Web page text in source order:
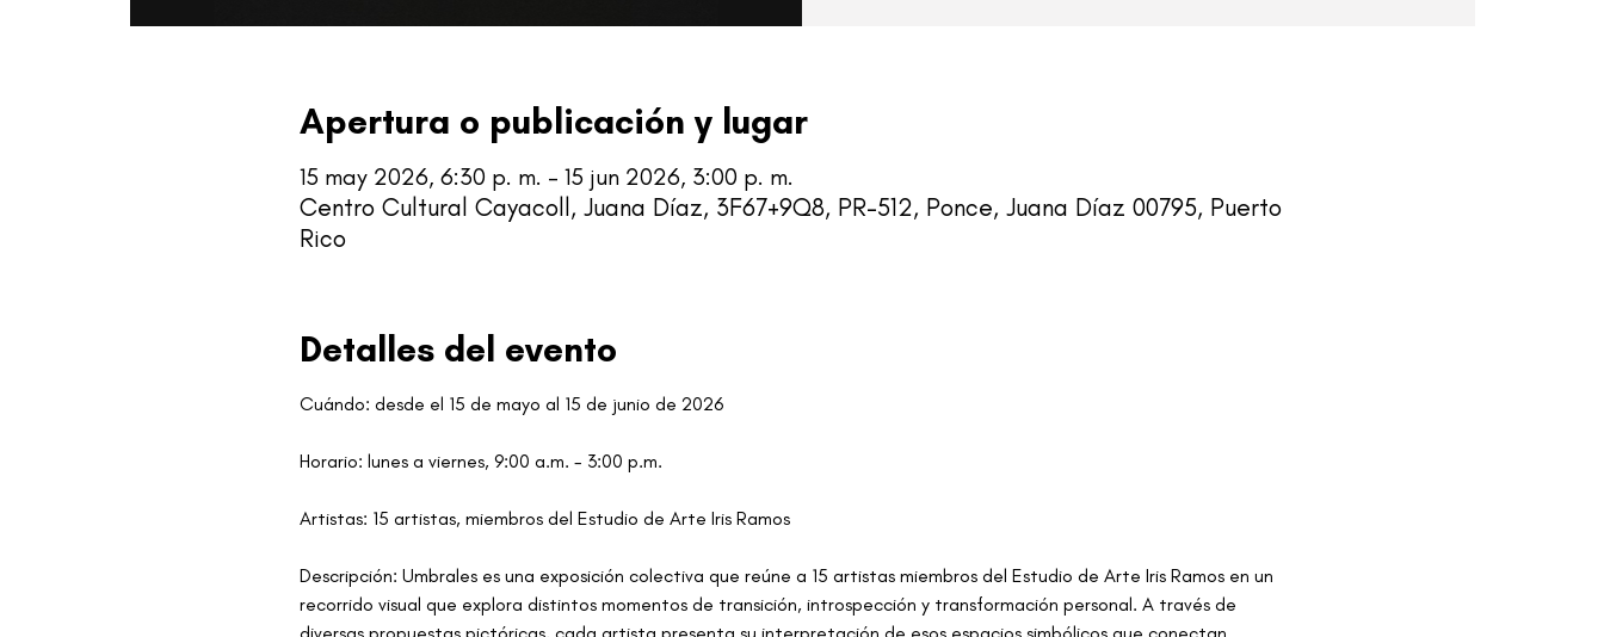
Apertura o publicación y lugar
15 may 2026, 6:30 p. m. – 15 jun 2026, 3:00 p. m.
Centro Cultural Cayacoll, Juana Díaz, 3F67+9Q8, PR-512, Ponce, Juana Díaz 00795, Puerto
Rico
Detalles del evento
Cuándo: desde el 15 de mayo al 15 de junio de 2026
Horario: lunes a viernes, 9:00 a.m. - 3:00 p.m.
Artistas: 15 artistas, miembros del Estudio de Arte Iris Ramos
Descripción: Umbrales es una exposición colectiva que reúne a 15 artistas miembros del Estudio de Arte Iris Ramos en un
recorrido visual que explora distintos momentos de transición, introspección y transformación personal. A través de
diversas propuestas pictóricas, cada artista presenta su interpretación de esos espacios simbólicos que conectan